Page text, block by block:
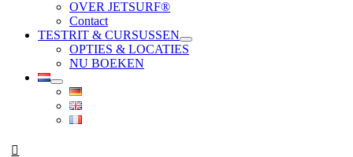
OVER JETSURF®
Contact
TESTRIT & CURSUSSEN
OPTIES & LOCATIES
NU BOEKEN